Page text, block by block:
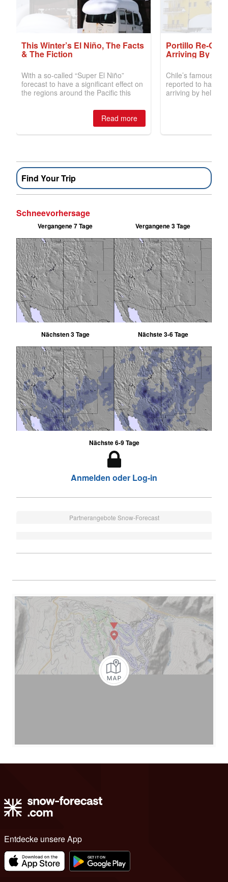
Find Your Trip
Schneevorhersage
Vergangene 7 Tage Vergangene 3 Tage
Nächsten 3 Tage Nächste 3-6 Tage
Nächste 6-9 Tage
Anmelden oder Log-in
Partnerangebote Snow-Forecast
Entdecke unsere App